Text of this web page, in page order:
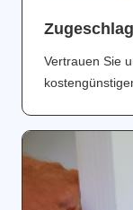
Vertrauen Sie